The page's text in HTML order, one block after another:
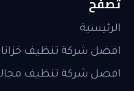
الرئيسية
افضل شركة تنظيف خزانات
افضل شركة تنظيف مجالس